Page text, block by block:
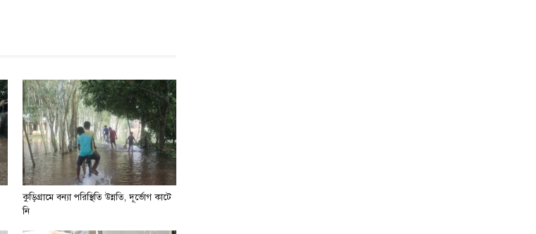
কুড়িগ্রামে বন্যা পরিস্থিতি উন্নতি, দূর্ভোগ কাটে
নি